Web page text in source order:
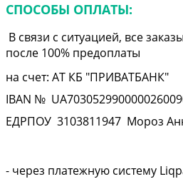
СПОСОБЫ ОПЛАТЫ:
В связи с ситуацией, все
после 100% предоплаты
на счет: АТ КБ "ПРИВАТБАНК"
IBAN № UA
ЕДРПОУ 3103811947 Мороз
- через платежную систему